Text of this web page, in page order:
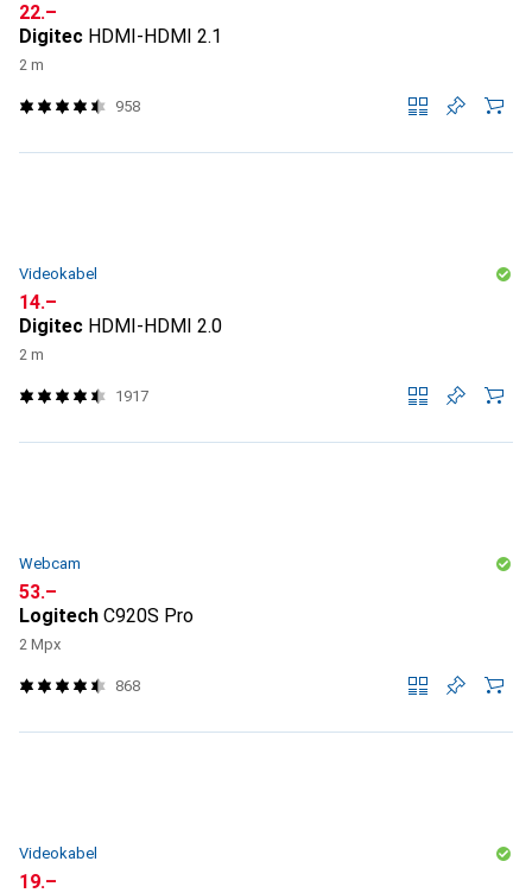
CHF
22.–
Digitec HDMI-HDMI 2.1
2 m
958
Videokabel
CHF
14.–
Digitec HDMI-HDMI 2.0
2 m
1917
Webcam
CHF
53.–
Logitech C920S Pro
2 Mpx
868
Videokabel
CHF
19.–